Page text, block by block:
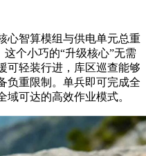
心智算模组与供电单元总重
个小巧的“升级核心”无需
可轻装行进，库区巡查能够
负重限制。单兵即可完成全
可达的高效作业模式。